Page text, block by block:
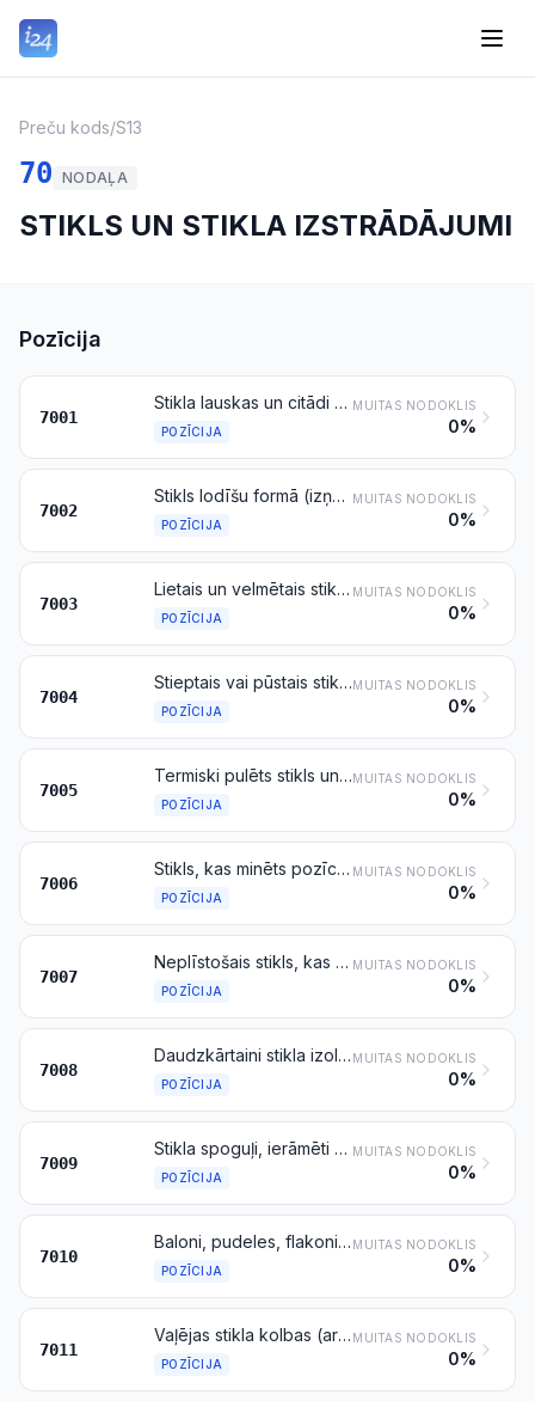
Preču kods/S13
70 NODAĻA
STIKLS UN STIKLA IZSTRĀDĀJUMI
Pozīcija
7001
Stikla lauskas un citādi atkritumi un lūžņi no stikla, izņemot stiklu no katodstaru lampām vai cita veida aktivētu stiklu, kas minēts pozīcijā 8549; stikla masa
POZĪCIJA
MUITAS NODOKLIS
0%
7002
Stikls lodīšu formā (izņemot mikrolodītes, kas minētas pozīcijā 7018), nūjiņu vai caurulīšu formā, neapstrādāts
POZĪCIJA
MUITAS NODOKLIS
0%
7003
Lietais un velmētais stikls, loksnēs vai profilēts, ar absorbējoša, atstarojoša vai neatstarojoša slāņa uzklājumu vai bez tā, bet neapstrādāts ar citu paņēmienu
POZĪCIJA
MUITAS NODOKLIS
0%
7004
Stieptais vai pūstais stikls, loksnēs ar absorbējošu, atstarojošu vai neatstarojošu slāni vai bez tā, bet neapstrādāts ar citu paņēmienu
POZĪCIJA
MUITAS NODOKLIS
0%
7005
Termiski pulēts stikls un stikls ar slīpētu vai pulētu virsmu, loksnēs, ar absorbējošu, atstarojošu vai neatstarojošu slāni vai bez tā, bet neapstrādāts ar citu paņēmienu
POZĪCIJA
MUITAS NODOKLIS
0%
7006
Stikls, kas minēts pozīcijās 7003, 7004 vai 7005, izliekts, slīpētām malām, gravēts, urbts, emaljēts vai citādi apstrādāts, bet bez ietvara un citu materiālu apdares
POZĪCIJA
MUITAS NODOKLIS
0%
7007
Neplīstošais stikls, kas sastāv no rūdīta vai laminēta stikla
POZĪCIJA
MUITAS NODOKLIS
0%
7008
Daudzkārtaini stikla izolatori
POZĪCIJA
MUITAS NODOKLIS
0%
7009
Stikla spoguļi, ierāmēti vai neierāmēti, ieskaitot atpakaļskata spoguļus
POZĪCIJA
MUITAS NODOKLIS
0%
7010
Baloni, pudeles, flakoni, burkas, krūzes, stikla pudelītes zālēm, ampulas un citi stikla trauki preču transportēšanai vai iepakošanai; stikla burkas konservēšanai; stikla aizbāžņi, vāki un citi aizvākošanas izstrādājumi
POZĪCIJA
MUITAS NODOKLIS
0%
7011
Vaļējas stikla kolbas (arī lodveida un cauruļveida) un to stikla daļas, bez piederumiem, paredzētas elektriskajām spuldzēm un gaismas avotiem, katodstaru lampām un tamlīdzīgiem izstrādājumiem
POZĪCIJA
MUITAS NODOKLIS
0%